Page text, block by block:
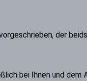
der
bei Ihnen und